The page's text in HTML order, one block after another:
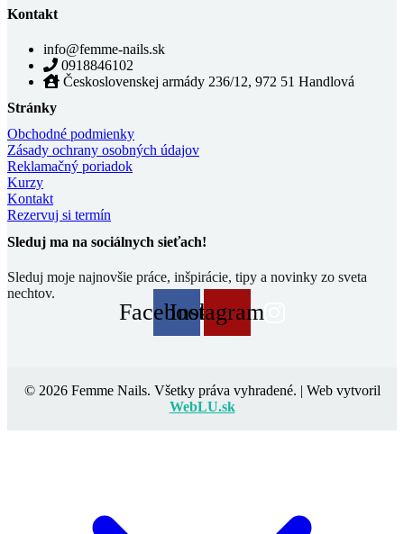
Kontakt
info@femme-nails.sk
0918846102
Československej armády 236/12, 972 51 Handlová
Stránky
Obchodné podmienky
Zásady ochrany osobných údajov
Reklamačný poriadok
Kurzy
Kontakt
Rezervuj si termín
Sleduj ma na sociálnych sieťach!
Sleduj moje najnovšie práce, inšpirácie, tipy a novinky zo sveta
nechtov.
FacebookInstagram
© 2026 Femme Nails. Všetky práva vyhradené. | Web vytvoril
WebLU.sk